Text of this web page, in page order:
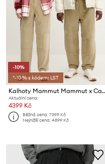
-10%
*-10 % s kódem: LST
Kalhoty Mammut
Aktuální cena:
4399 Kč
Běžná cena:7399 Kč
Nejnižší cena:4899 Kč